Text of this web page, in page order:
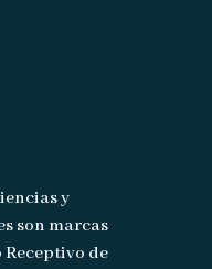
y
son marcas
de